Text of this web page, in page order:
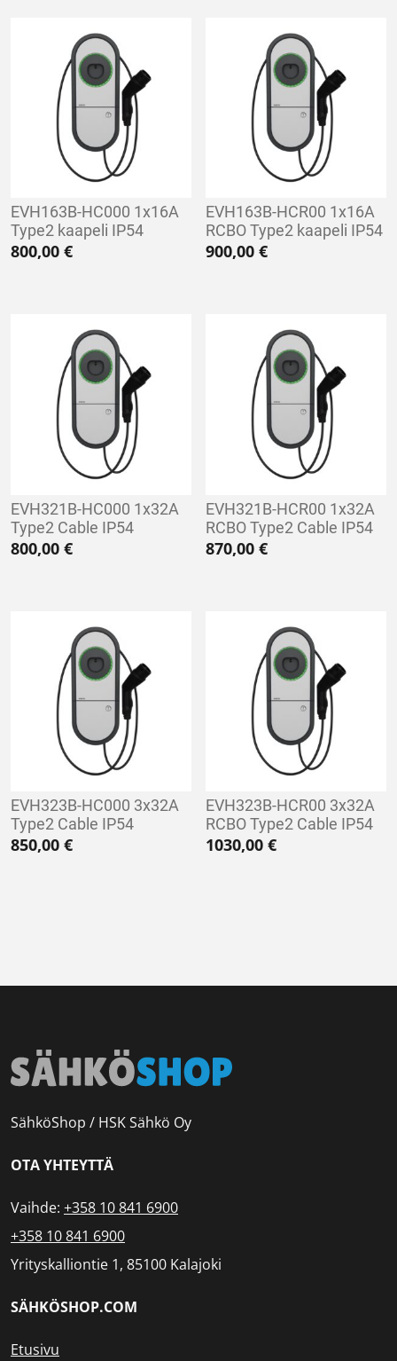
EVH163B-HC000 1x16A
Type2 kaapeli IP54
800,00 €
EVH163B-HCR00 1x16A
RCBO Type2 kaapeli IP54
900,00€
EVH321B-HC000 1x32A
Type2 Cable IP54
800,00 €
EVH321B-HCR00 1x32A
RCBO Type2 Cable IP54
870,00€
EVH323B-HC000 3x32A
Type2 Cable IP54
850,00 €
EVH323B-HCR00 3x32A
RCBO Type2 Cable IP54
1030,00€
SähköShop / HSK Sähkö Oy
OTA YHTEYTTÄ
Vaihde: +358 10 841 6900
+358 10 841 6900
Yrityskalliontie 1, 85100 Kalajoki
SÄHKÖSHOP.COM
Etusivu